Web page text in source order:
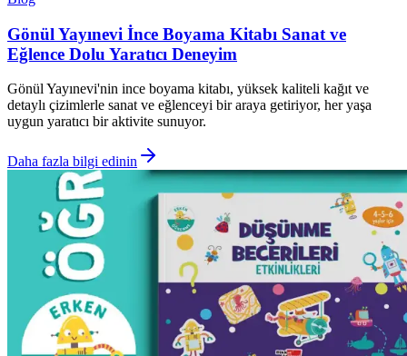
Gönül Yayınevi İnce Boyama Kitabı Sanat ve
Eğlence Dolu Yaratıcı Deneyim
Gönül Yayınevi'nin ince boyama kitabı, yüksek kaliteli kağıt ve
detaylı çizimlerle sanat ve eğlenceyi bir araya getiriyor, her yaşa
uygun yaratıcı bir aktivite sunuyor.
Daha fazla bilgi edinin